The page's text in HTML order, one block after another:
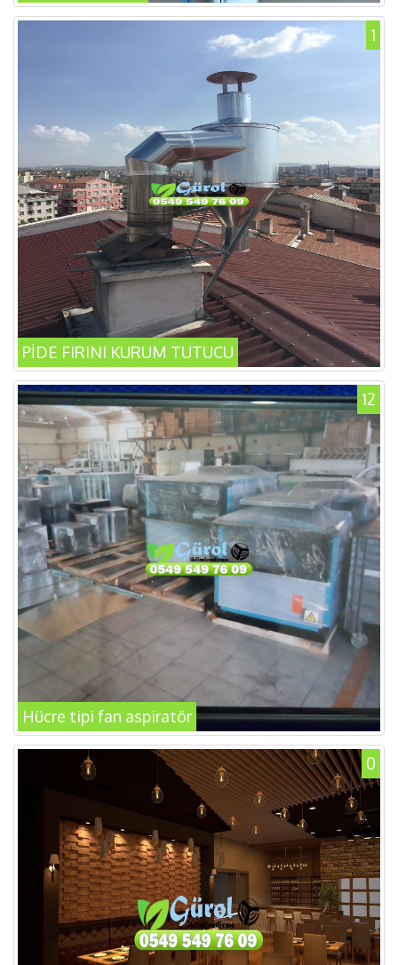
1
PİDE FIRINI KURUM TUTUCU
12
Hücre tipi fan aspiratör
0